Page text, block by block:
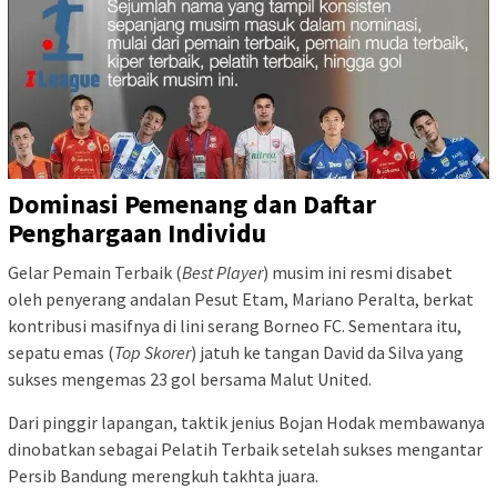
Dominasi Pemenang dan Daftar
Penghargaan Individu
Gelar Pemain Terbaik (Best Player) musim ini resmi disabet
oleh penyerang andalan Pesut Etam, Mariano Peralta, berkat
kontribusi masifnya di lini serang Borneo FC. Sementara itu,
sepatu emas (Top Skorer) jatuh ke tangan David da Silva yang
sukses mengemas 23 gol bersama Malut United.
Dari pinggir lapangan, taktik jenius Bojan Hodak membawanya
dinobatkan sebagai Pelatih Terbaik setelah sukses mengantar
Persib Bandung merengkuh takhta juara.